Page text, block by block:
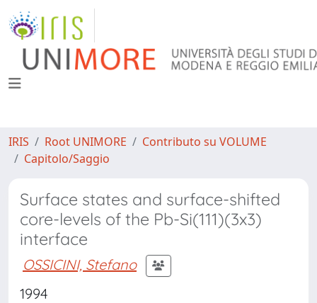
IRIS Root UNIMORE
Contributo su VOLUME
Capitolo/Saggio
Surface states and surface-shifted
core-levels of the Pb-Si(111)(3x3)
interface
OSSICINI, Stefano
1994